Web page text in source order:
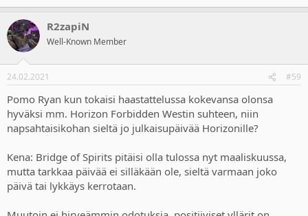
R2zapiN
Well-Known Member
24.02.2021 #59
Pomo Ryan kun tokaisi haastattelussa kokevansa olonsa
hyväksi mm. Horizon Forbidden Westin suhteen, niin
napsahtaisikohan sieltä jo julkaisupäivää Horizonille?
Kena: Bridge of Spirits pitäisi olla tulossa nyt maaliskuussa,
mutta tarkkaa päivää ei silläkään ole, sieltä varmaan joko
päivä tai lykkäys kerrotaan.